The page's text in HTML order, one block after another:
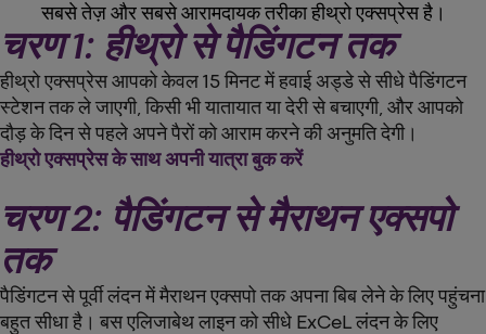
सबसे तेज़ और सबसे आरामदायक तरीका हीथ्रो एक्सप्रेस है।
चरण 1: हीथ्रो से पैडिंगटन तक
हीथ्रो एक्सप्रेस आपको केवल 15 मिनट में हवाई अड्डे से सीधे पैडिंगटन
स्टेशन तक ले जाएगी, किसी भी यातायात या देरी से बचाएगी, और आपको
दौड़ के दिन से पहले अपने पैरों को आराम करने की अनुमति देगी।
हीथ्रो एक्सप्रेस के साथ अपनी यात्रा बुक करें
चरण 2: पैडिंगटन से मैराथन एक्सपो
तक
पैडिंगटन से पूर्वी लंदन में मैराथन एक्सपो तक अपना बिब लेने के लिए पहुंचना
बहुत सीधा है। बस एलिजाबेथ लाइन को सीधे ExCeL लंदन के लिए